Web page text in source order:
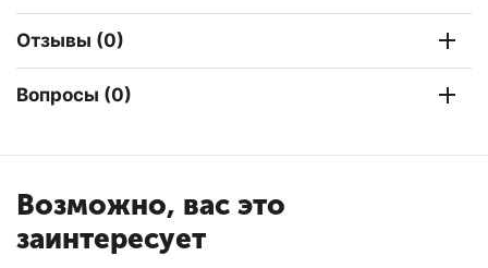
Отзывы (0)
Вопросы (0)
Возможно, вас это
заинтересует